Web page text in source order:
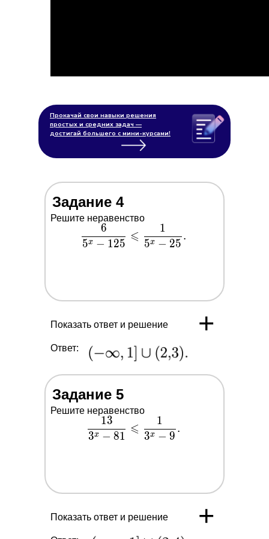
Прокачай свои навыки решения
простых и средних задач —
достигай большего с мини-курсами!
Задание 4
Решите неравенство
\dfrac{6}
{5^x-
{5^x-25}.
5x − 125
6
⩽ 5x − 25
1
.
Показать ответ и решение +
Ответ:
Задание 5
Решите неравенство
\dfrac{13}
{3^x-81}
3x − 81
13
⩽ 3x − 9
1
.
Показать ответ и решение +